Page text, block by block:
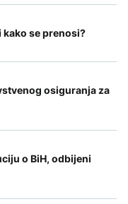
se prenosi?
osiguranja za
o BiH, odbijeni